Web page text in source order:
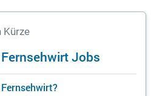
Kürze
Jobs